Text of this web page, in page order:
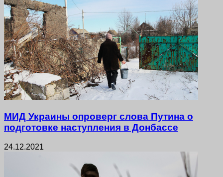
МИД Украины опроверг слова Путина о
подготовке наступления в Донбассе
24.12.2021